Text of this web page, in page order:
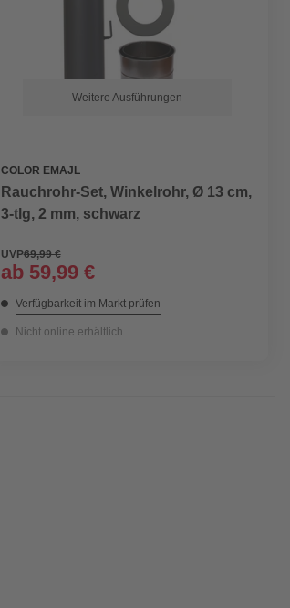
Weitere Ausführungen
COLOR EMAJL
Rauchrohr-Set, Winkelrohr, Ø 13 cm,
3-tlg, 2 mm, schwarz
UVP69,99 €
ab 59,99 €
Verfügbarkeit im Markt prüfen
Nicht online erhältlich